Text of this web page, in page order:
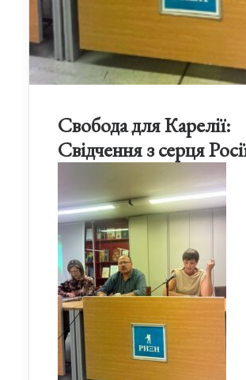
Свобода для Карелії:
Свідчення з серця